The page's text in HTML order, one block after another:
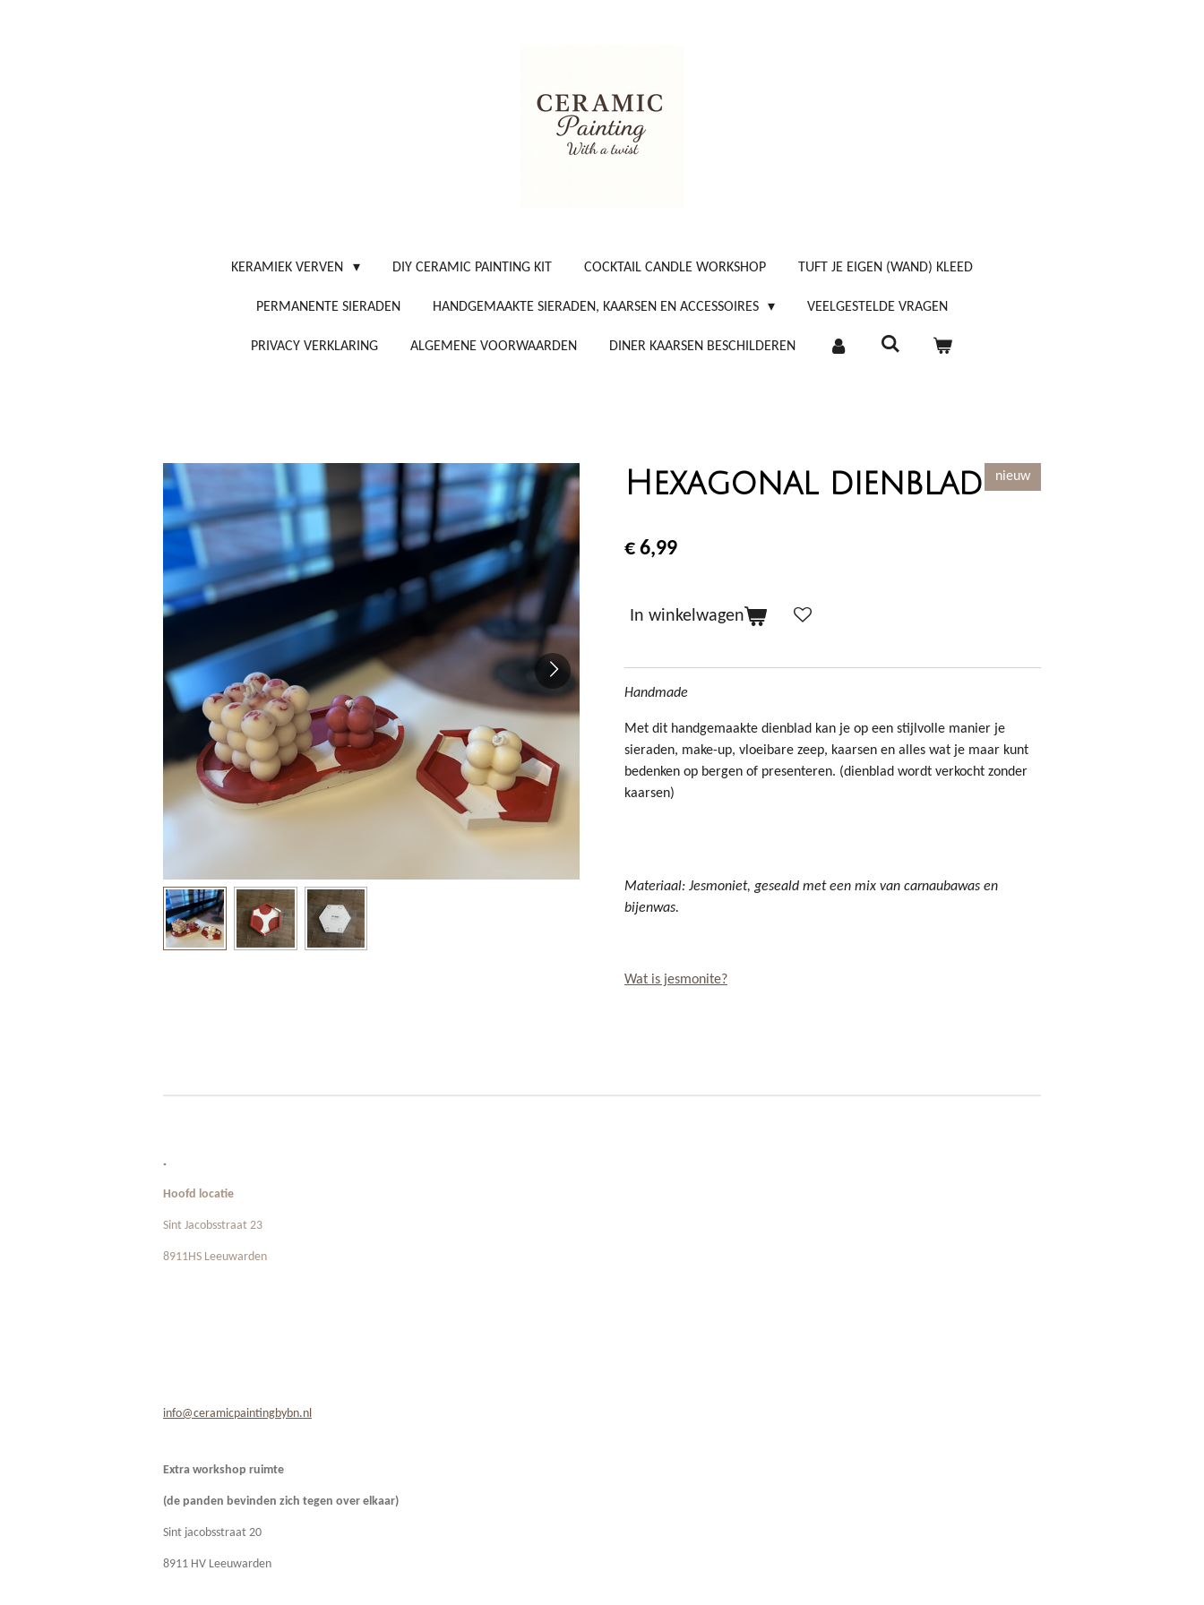
KERAMIEK VERVEN DIY CERAMIC PAINTING KIT COCKTAIL CANDLE WORKSHOP TUFT JE EIGEN (WAND) KLEED
PERMANENTE SIERADEN HANDGEMAAKTE SIERADEN, KAARSEN EN ACCESSOIRES VEELGESTELDE VRAGEN
PRIVACY VERKLARING ALGEMENE VOORWAARDEN DINER KAARSEN BESCHILDEREN
Hexagonal dienblad nieuw
€ 6,99
In winkelwagen
Handmade
Met dit handgemaakte dienblad kan je op een stijlvolle manier je
sieraden, make-up, vloeibare zeep, kaarsen en alles wat je maar kunt
bedenken op bergen of presenteren. (dienblad wordt verkocht zonder
kaarsen)
Materiaal: Jesmoniet, geseald met een mix van carnaubawas en
bijenwas.
Wat is jesmonite?
.
Hoofd locatie
Sint Jacobsstraat 23
8911HS Leeuwarden
info@ceramicpaintingbybn.nl
Extra workshop ruimte
(de panden bevinden zich tegen over elkaar)
Sint jacobsstraat 20
8911 HV Leeuwarden